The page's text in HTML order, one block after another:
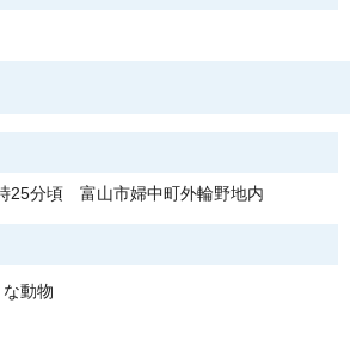
25分頃 富山市婦中町外輪野地内
動物